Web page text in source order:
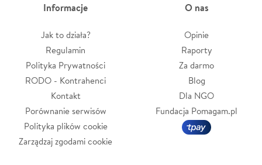
Informacje
Jak to działa?
Regulamin
Polityka Prywatności
RODO - Kontrahenci
Kontakt
Porównanie serwisów
Polityka plików cookie
Zarządzaj zgodami cookie
O nas
Opinie
Raporty
Za darmo
Blog
Dla NGO
Fundacja Pomagam.pl